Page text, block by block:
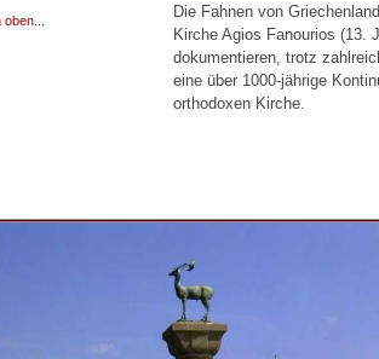
Die Fahnen von
Kirche Agios Fanourios (13.
dokumentieren, trotz
eine über 1000-jährige
orthodoxen Kirche.